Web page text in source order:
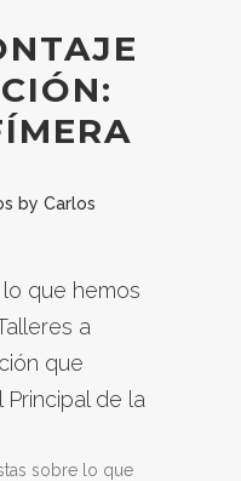
by Carlos
que hemos
a
que
de la
sobre lo que